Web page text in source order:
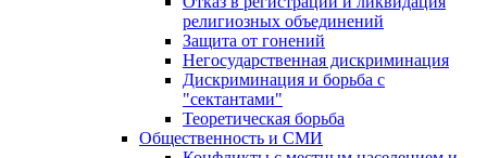
религиозных объединений
Защита от гонений
Негосударственная дискриминация
Дискриминация и борьба с
"сектантами"
Теоретическая борьба
Общественность и СМИ